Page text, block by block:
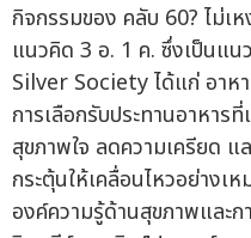
กิจกรรมของ คลับ 60? ไม่เ
แนวคิด 3 อ. 1 ค. ซึ่งเป็นแ
Silver Society ได้แก่ อาหา
การเลือกรับประทานอาหา
สุขภาพใจ ลดความเครียด แ
กระตุ้นให้เคลื่อนไหวอย่างเ
องค์ความรู้ด้านสุขภาพและ